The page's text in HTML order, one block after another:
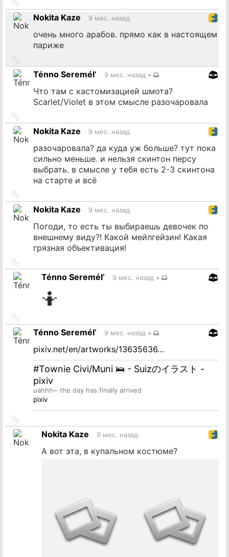
на
источник
Nokita Kaze 9 мес. назад
очень много арабов. прямо как в настоящем
париже
на
источник
Ténno Seremél’ 9 мес. назад •
Что там с кастомизацией шмота?
Scarlet/Violet в этом смысле разочаровала
на
источник
Nokita Kaze 9 мес. назад
разочаровала? да куда уж больше? тут пока
сильно меньше. и нельзя скинтон персу
выбрать. в смысле у тебя есть 2-3 скинтона
на старте и всё
на
источник
Nokita Kaze 9 мес. назад
Погоди, то есть ты выбираешь девочек по
внешнему виду?! Какой мейлгейзин! Какая
грязная объективация!
на
источникTénno Seremél’ 9 мес. назад •
🤷
на
источник
Ténno Seremél’ 9 мес. назад •
pixiv.net/en/artworks/13635636…
#Townie Civi/Muni 🛌 - Suizのイラスト -
pixiv
uahhh~ the day has finally arrived
pixiv
на
источникNokita Kaze 9 мес. назад
А вот эта, в купальном костюме?